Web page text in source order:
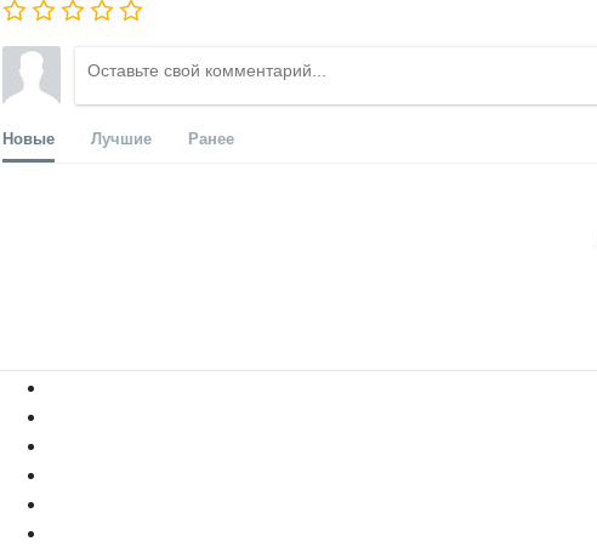
Новые Лучшие Ранее